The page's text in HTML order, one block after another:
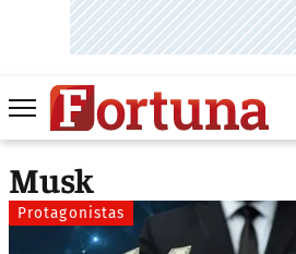
Musk
Protagonistas